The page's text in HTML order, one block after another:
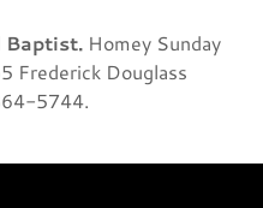
Baptist. Homey Sunday
Frederick Douglass
5744.